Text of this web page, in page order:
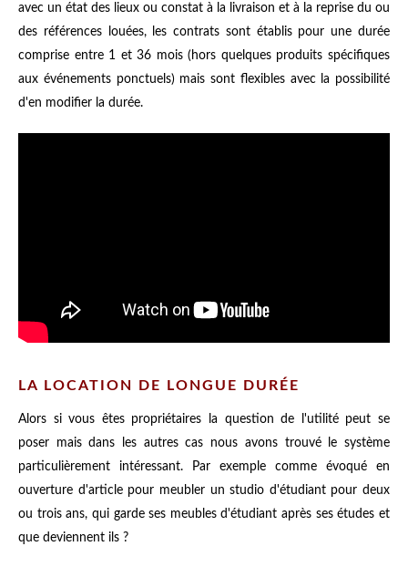
avec un état des lieux ou constat à la livraison et à la reprise du ou
des références louées, les contrats sont établis pour une durée
comprise entre 1 et 36 mois (hors quelques produits spécifiques
aux événements ponctuels) mais sont flexibles avec la possibilité
d'en modifier la durée.
LA LOCATION DE LONGUE DURÉE
Alors si vous êtes propriétaires la question de l'utilité peut se
poser mais dans les autres cas nous avons trouvé le système
particulièrement intéressant. Par exemple comme évoqué en
ouverture d'article pour meubler un studio d'étudiant pour deux
ou trois ans, qui garde ses meubles d'étudiant après ses études et
que deviennent ils ?